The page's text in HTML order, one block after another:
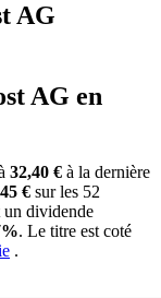
AG
AG en
32,40 € à la dernière
€ sur les 52
un dividende
. Le titre est coté
.